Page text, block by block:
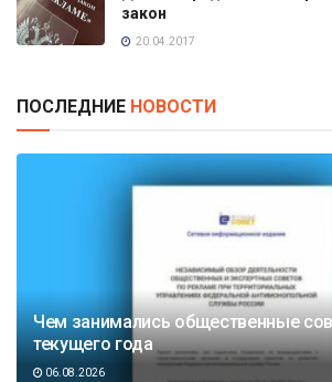
закон
20.04.2017
ПОСЛЕДНИЕ НОВОСТИ
Чем занимались общественные
текущего года
06.08.2026